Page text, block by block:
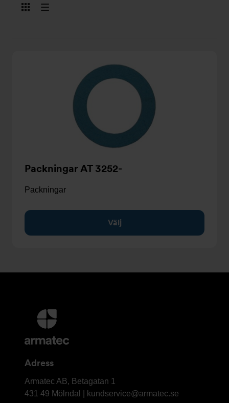
Visa
Visa
Packningar AT 3252-
Packningar
Välj
Ytterligare
information
och
Adress
Armatec
AB
Armatec AB, Betagatan 1
431 49 Mölndal |
kundservice@armatec.se